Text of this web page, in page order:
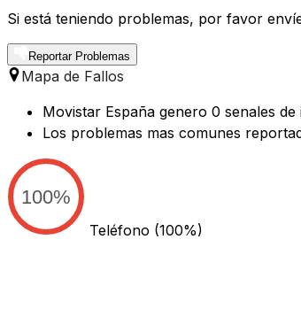
Si está teniendo problemas, por favor
Reportar Problemas
Mapa de Fallos
Movistar España genero 0 senales
Los problemas mas comunes
100%
Teléfono (100%)